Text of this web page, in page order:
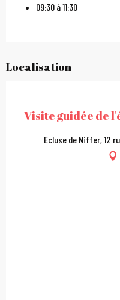
09:30 à 11:30
Localisation
Visite guidée de
Ecluse de Niffer, 12